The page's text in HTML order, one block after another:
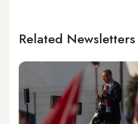
Related Newsletters